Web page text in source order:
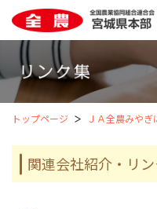
トップページ ＪＡ全農みやぎ
関連会社紹介・リ